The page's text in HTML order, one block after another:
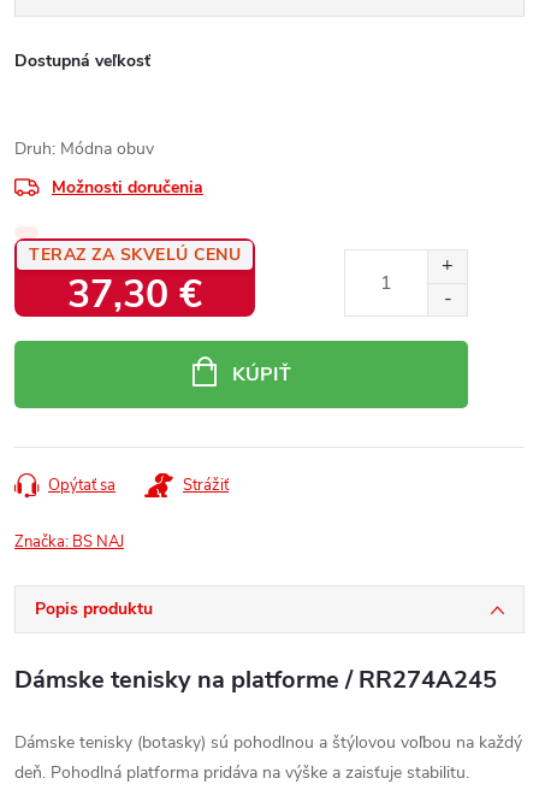
Dostupná veľkosť
Druh: Módna obuv
Možnosti doručenia
TERAZ ZA SKVELÚ CENU
37,30 €
KÚPIŤ
Opýtať sa Strážiť
Značka: BS NAJ
Popis produktu
Dámske tenisky na platforme / RR274A245
Dámske tenisky (botasky) sú pohodlnou a štýlovou voľbou na každý
deň. Pohodlná platforma pridáva na výške a zaisťuje stabilitu.